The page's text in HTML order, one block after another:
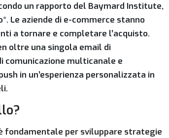
un rapporto del Baymard Institute,
Le aziende di e-commerce stanno
a tornare e completare l’acquisto.
oltre una singola email di
comunicazione multicanale e
in un’esperienza personalizzata in
fondamentale per sviluppare strategie